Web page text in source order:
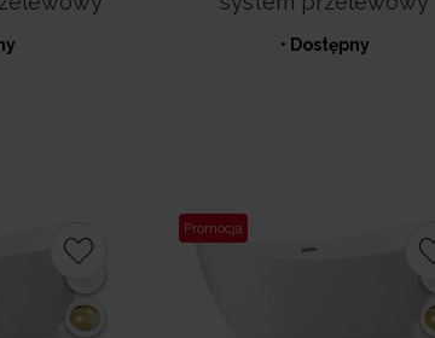
• Dostępny
Promocja